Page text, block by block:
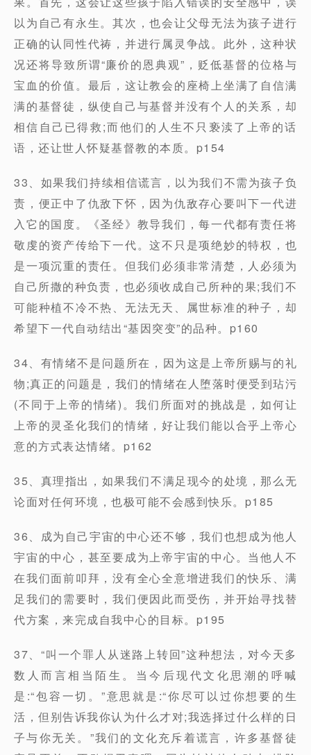
以为自己有永生。其次，也会让父母无法为孩子进行
正确的认同性代祷，并进行属灵争战。此外，这种状
况还将导致所谓“廉价的恩典观”，贬低基督的位格与
宝血的价值。最后，这让教会的座椅上坐满了自信满
满的基督徒，纵使自己与基督并没有个人的关系，却
相信自己已得救;而他们的人生不只亵渎了上帝的话
语，还让世人怀疑基督教的本质。p154
33、如果我们持续相信谎言，以为我们不需为孩子负
责，便正中了仇敌下怀，因为仇敌存心要叫下一代进
入它的国度。《圣经》教导我们，每一代都有责任将
敬虔的资产传给下一代。这不只是项绝妙的特权，也
是一项沉重的责任。但我们必须非常清楚，人必须为
自己所撒的种负责，也必须收成自己所种的果;我们不
可能种植不冷不热、无法无天、属世标准的种子，却
希望下一代自动结出“基因突变”的品种。p160
34、有情绪不是问题所在，因为这是上帝所赐与的礼
物;真正的问题是，我们的情绪在人堕落时便受到玷污
(不同于上帝的情绪)。我们所面对的挑战是，如何让
上帝的灵圣化我们的情绪，好让我们能以合乎上帝心
意的方式表达情绪。p162
35、真理指出，如果我们不满足现今的处境，那么无
论面对任何环境，也极可能不会感到快乐。p185
36、成为自己宇宙的中心还不够，我们也想成为他人
宇宙的中心，甚至要成为上帝宇宙的中心。当他人不
在我们面前叩拜，没有全心全意增进我们的快乐、满
足我们的需要时，我们便因此而受伤，并开始寻找替
代方案，来完成自我中心的目标。p195
37、“叫一个罪人从迷路上转回”这种想法，对今天多
数人而言相当陌生。当今后现代文化思潮的呼喊
是:“包容一切。”意思就是:“你尽可以过你想要的生
活，但别告诉我你认为什么才对;我选择过什么样的日
子与你无关。”我们的文化充斥着谎言，许多基督徒